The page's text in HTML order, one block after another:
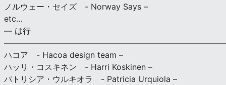
ノルウェー・セイズ - Norway Says –
etc…
— は行
ハコア - Hacoa design team –
ハッリ・コスキネン - Harri Koskinen –
パトリシア・ウルキオラ - Patricia Urquiola –